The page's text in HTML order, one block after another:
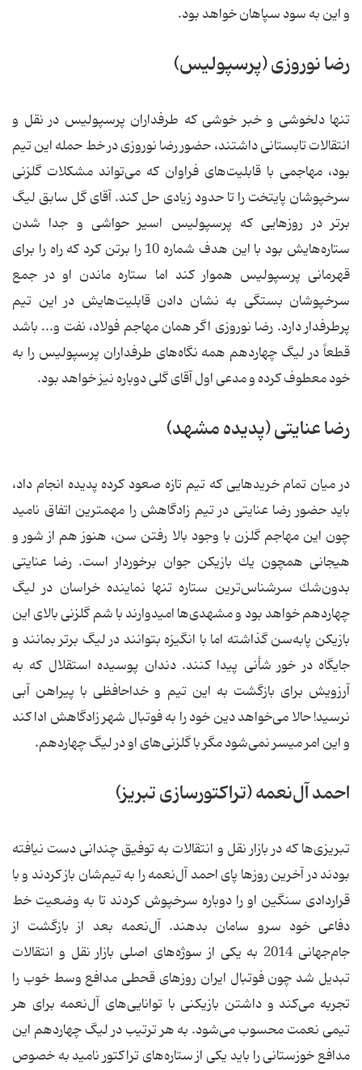
و این به سود سپاهان خواهد بود.
رضا نوروزی (پرسپولیس)
تنها دلخوشی و خبر خوشی كه طرفداران پرسپولیس در نقل و
انتقالات تابستانی داشتند، حضور رضا نوروزی در خط حمله این تیم
بود، مهاجمی با قابلیت‌های فراوان كه می‌تواند مشكلات گلزنی
سرخپوشان پایتخت را تا حدود زیادی حل كند. آقای گل سابق لیگ
‌برتر در روزهایی كه پرسپولیس اسیر حواشی و جدا شدن
ستاره‌هایش بود با این هدف شماره 10 را برتن كرد كه راه را برای
قهرمانی پرسپولیس هموار كند اما ستاره ماندن او در جمع
سرخپوشان بستگی به نشان دادن قابلیت‌هایش در این تیم
پرطرفدار دارد. رضا نوروزی اگر همان مهاجم فولاد، نفت و... باشد
قطعاً در لیگ چهاردهم همه نگاه‌های طرفداران پرسپولیس را به
خود معطوف كرده و مدعی اول آقای گلی دوباره نیز خواهد بود.
رضا عنایتی (پدیده مشهد)
در میان تمام خریدهایی كه تیم تازه صعود كرده پدیده انجام داد،
باید حضور رضا عنایتی در تیم زادگاهش را مهمترین اتفاق نامید
چون این مهاجم گلزن با وجود بالا رفتن سن، هنوز هم از شور و
هیجانی همچون یك بازیكن جوان برخوردار است. رضا عنایتی
بدون‌شك سرشناس‌ترین ستاره تنها نماینده خراسان در لیگ
چهاردهم خواهد بود و مشهدی‌ها امیدوارند با شم گلزنی بالای این
بازیكن پابه‌سن گذاشته اما با انگیزه بتوانند در لیگ‌ برتر بمانند و
جایگاه در خور شأنی پیدا كنند. دندان پوسیده استقلال كه به
آرزویش برای بازگشت به این تیم و خداحافظی با پیراهن آبی
نرسید! حالا می‌خواهد دین خود را به فوتبال شهر زادگاهش ادا كند
و این امر میسر نمی‌شود مگر با گلزنی‌های او در لیگ چهاردهم.
احمد آل‌نعمه (تراكتورسازی تبریز)
تبریزی‌ها كه در بازار نقل و انتقالات به توفیق چندانی دست نیافته
بودند در آخرین روزها پای احمد آل‌نعمه را به تیم‌شان باز كردند و با
قراردادی سنگین او را دوباره سرخپوش كردند تا به وضعیت خط
دفاعی خود سرو سامان بدهند. آل‌نعمه بعد از بازگشت از
جام‌جهانی‌ 2014 به یكی از سوژه‌های اصلی بازار نقل و انتقالات
تبدیل شد چون فوتبال ایران روزهای قحطی مدافع وسط خوب را
تجربه می‌كند و داشتن بازیكنی با توانایی‌های آل‌نعمه برای هر
تیمی نعمت محسوب می‌شود. به هر ترتیب در لیگ چهاردهم این
مدافع خوزستانی را باید یكی از ستاره‌های تراكتور نامید به خصوص